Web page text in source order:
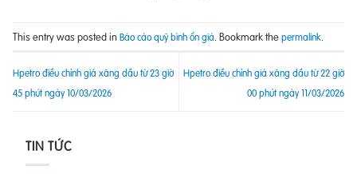
TIN TỨC
This entry was posted inBáo cáo quỹ bình ổn giá. Bookmark thepermalink.
Hpetro điều chỉnh giá xăng dầu từ 23 giờ
45 phút ngày 10/03/2026
Hpetro điều chỉnh giá xăng dầu từ 22 giờ
00 phút ngày 11/03/2026